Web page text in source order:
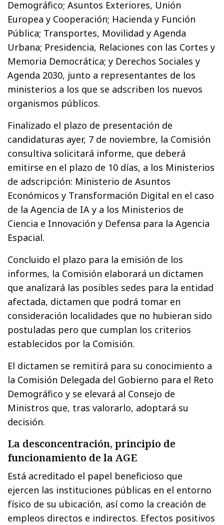
Demográfico; Asuntos Exteriores, Unión
Europea y Cooperación; Hacienda y Función
Pública; Transportes, Movilidad y Agenda
Urbana; Presidencia, Relaciones con las Cortes y
Memoria Democrática; y Derechos Sociales y
Agenda 2030, junto a representantes de los
ministerios a los que se adscriben los nuevos
organismos públicos.
Finalizado el plazo de presentación de
candidaturas ayer, 7 de noviembre, la Comisión
consultiva solicitará informe, que deberá
emitirse en el plazo de 10 días, a los Ministerios
de adscripción: Ministerio de Asuntos
Económicos y Transformación Digital en el caso
de la Agencia de IA y a los Ministerios de
Ciencia e Innovación y Defensa para la Agencia
Espacial.
Concluido el plazo para la emisión de los
informes, la Comisión elaborará un dictamen
que analizará las posibles sedes para la entidad
afectada, dictamen que podrá tomar en
consideración localidades que no hubieran sido
postuladas pero que cumplan los criterios
establecidos por la Comisión.
El dictamen se remitirá para su conocimiento a
la Comisión Delegada del Gobierno para el Reto
Demográfico y se elevará al Consejo de
Ministros que, tras valorarlo, adoptará su
decisión.
La desconcentración, principio de
funcionamiento de la AGE
Está acreditado el papel beneficioso que
ejercen las instituciones públicas en el entorno
físico de su ubicación, así como la creación de
empleos directos e indirectos. Efectos positivos